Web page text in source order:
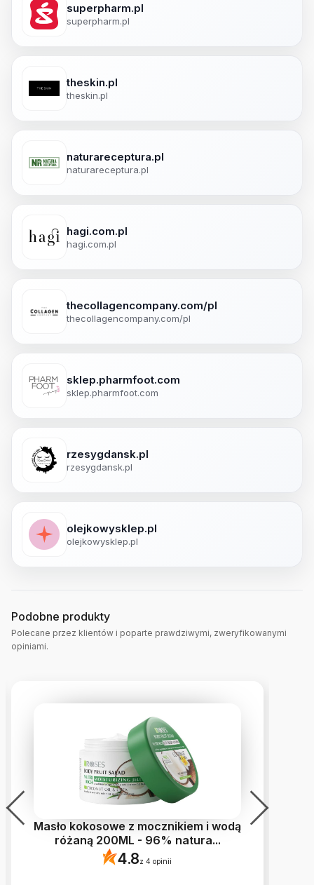
superpharm.pl
superpharm.pl
theskin.pl
theskin.pl
naturareceptura.pl
naturareceptura.pl
hagi.com.pl
hagi.com.pl
thecollagencompany.com/pl
thecollagencompany.com/pl
sklep.pharmfoot.com
sklep.pharmfoot.com
rzesygdansk.pl
rzesygdansk.pl
olejkowysklep.pl
olejkowysklep.pl
Podobne produkty
Polecane przez klientów i poparte prawdziwymi, zweryfikowanymi
opiniami.
Masło kokosowe z mocznikiem i wodą
różaną 200ML - 96% natura...
4.8z 4 opinii